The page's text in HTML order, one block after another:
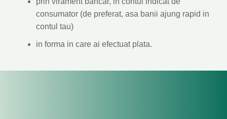
consumator (de preferat, asa banii ajung rapid in
contul tau)
in forma in care ai efectuat plata.